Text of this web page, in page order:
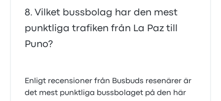
Vilket bussbolag har den mest
punktliga trafiken från La Paz till
Puno?
Enligt recensioner från Busbuds resenärer är
det mest punktliga bussbolaget på den här